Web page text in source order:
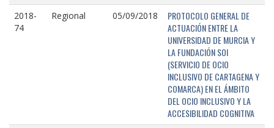
2018-
74
Regional 05/09/2018
PROTOCOLO GENERAL DE
ACTUACIÓN ENTRE LA
UNIVERSIDAD DE MURCIA Y
LA FUNDACIÓN SOI
(SERVICIO DE OCIO
INCLUSIVO DE CARTAGENA Y
COMARCA) EN EL ÁMBITO
DEL OCIO INCLUSIVO Y LA
ACCESIBILIDAD COGNITIVA